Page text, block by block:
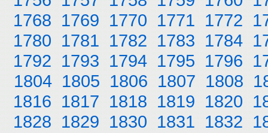
1768 1769 1770 1771 1772
1780 1781 1782 1783 1784
1792 1793 1794 1795 1796
1804 1805 1806 1807 1808
1816 1817 1818 1819 1820
1828 1829 1830 1831 1832